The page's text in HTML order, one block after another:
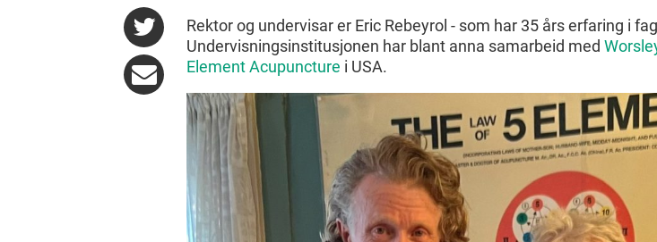
Rektor og undervisar er Eric Rebeyrol - som har 35 års erfaring i
Undervisningsinstitusjonen har blant anna samarbeid med
Element Acupuncture i USA.